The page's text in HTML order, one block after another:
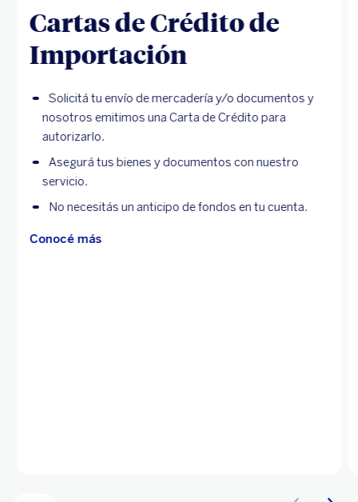
Cartas de Crédito de
Importación
Solicitá tu envío de mercadería y/o documentos y
nosotros emitimos una Carta de Crédito para
autorizarlo.
Asegurá tus bienes y documentos con nuestro
servicio.
No necesitás un anticipo de fondos en tu cuenta.
Conocé más